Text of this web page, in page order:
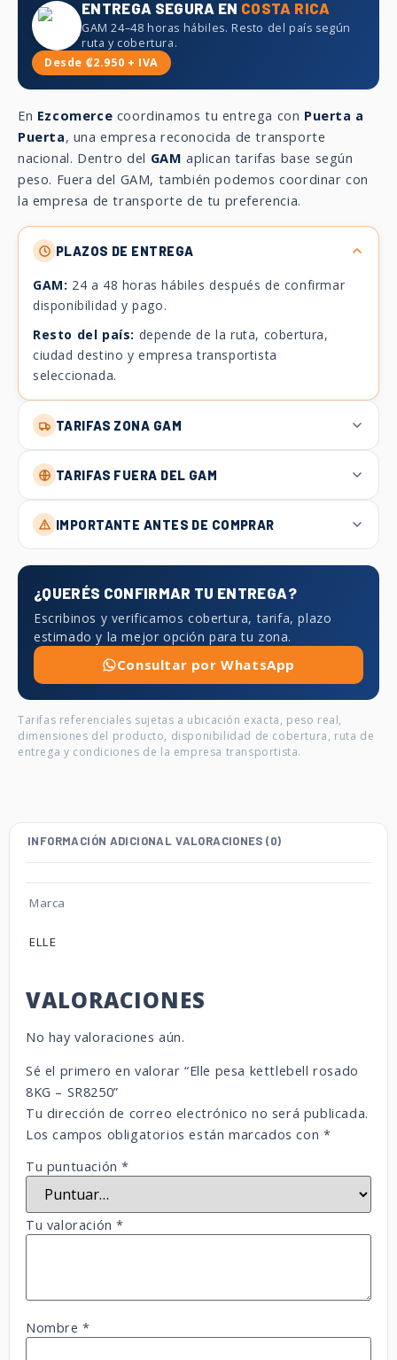
ENTREGA SEGURA EN COSTA RICA
GAM 24–48 horas hábiles. Resto del país según
ruta y cobertura.
Desde ₡2.950 + IVA
En Ezcomerce coordinamos tu entrega con Puerta a
Puerta, una empresa reconocida de transporte
nacional. Dentro del GAM aplican tarifas base según
peso. Fuera del GAM, también podemos coordinar con
la empresa de transporte de tu preferencia.
PLAZOS DE ENTREGA
GAM: 24 a 48 horas hábiles después de confirmar
disponibilidad y pago.
Resto del país: depende de la ruta, cobertura,
ciudad destino y empresa transportista
seleccionada.
TARIFAS ZONA GAM
TARIFAS FUERA DEL GAM
IMPORTANTE ANTES DE COMPRAR
¿QUERÉS CONFIRMAR TU ENTREGA?
Escribinos y verificamos cobertura, tarifa, plazo
estimado y la mejor opción para tu zona.
Consultar por WhatsApp
Tarifas referenciales sujetas a ubicación exacta, peso real,
dimensiones del producto, disponibilidad de cobertura, ruta de
entrega y condiciones de la empresa transportista.
INFORMACIÓN ADICIONAL VALORACIONES (0)
Marca
ELLE
VALORACIONES
No hay valoraciones aún.
Sé el primero en valorar “Elle pesa kettlebell rosado
8KG – SR8250”
Tu dirección de correo electrónico no será publicada.
Los campos obligatorios están marcados con *
Tu puntuación*
Tu valoración*
Nombre*